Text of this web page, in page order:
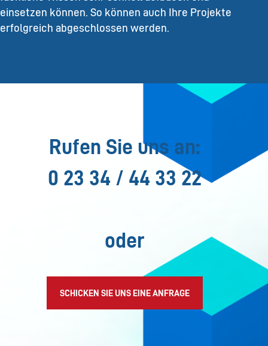
einsetzen können. So können auch Ihre Projekte
erfolgreich abgeschlossen werden.
Rufen Sie uns an:
0 23 34 / 44 33 22
oder
SCHICKEN SIE UNS EINE ANFRAGE